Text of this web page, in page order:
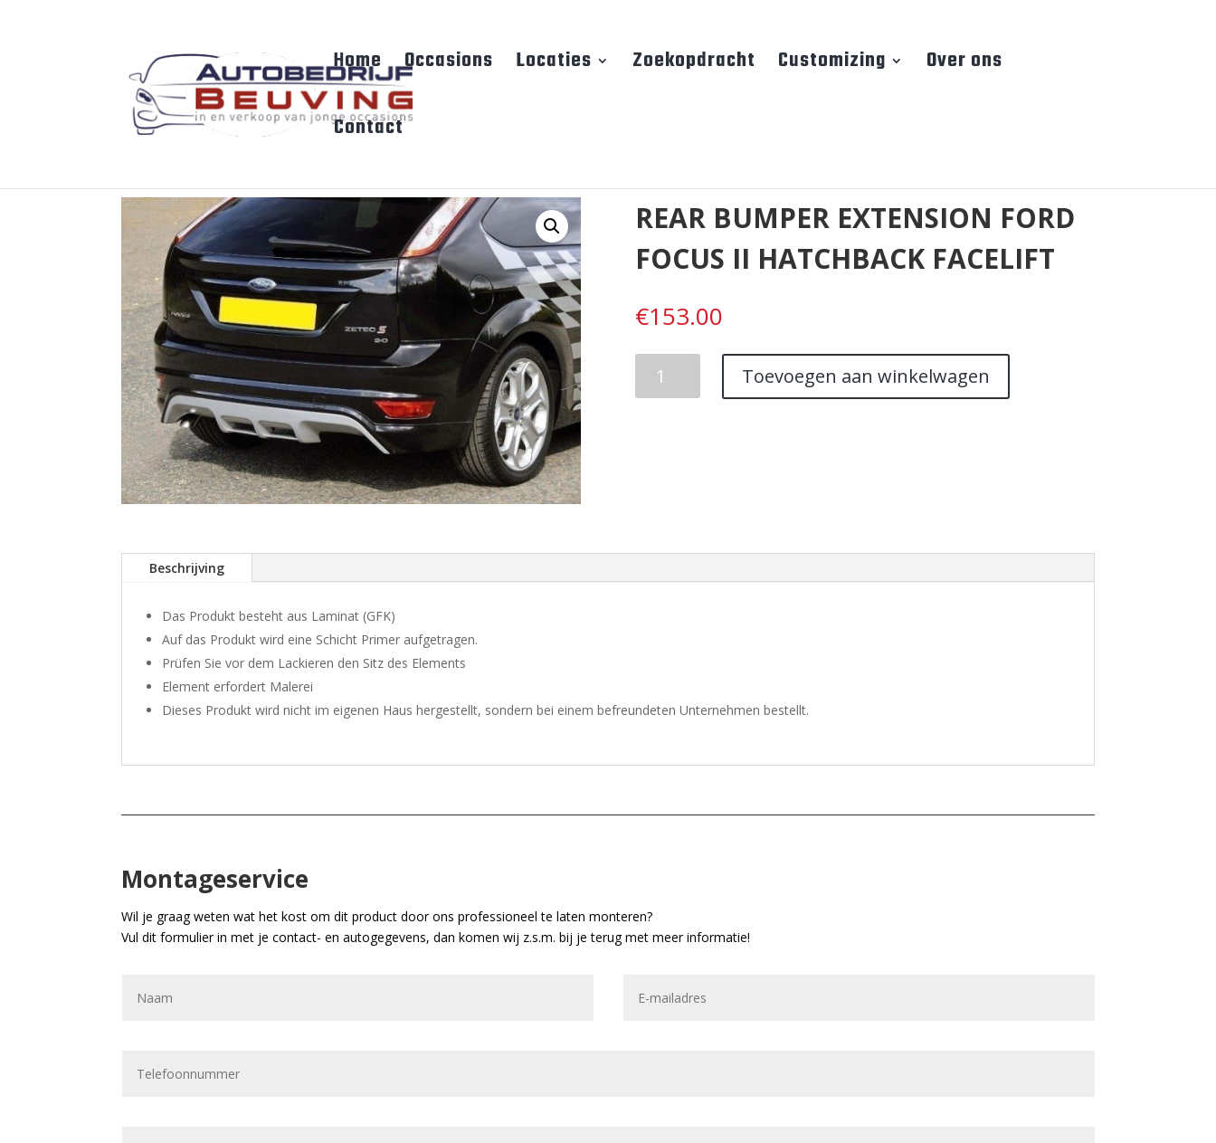
Home Occasions Locaties Zoekopdracht Customizing Over ons
Contact
REAR BUMPER EXTENSION FORD
FOCUS II HATCHBACK FACELIFT
€153.00
BUMPER
Toevoegen aan winkelwagen
Beschrijving
Das Produkt besteht aus Laminat (GFK)
Auf das Produkt wird eine Schicht Primer aufgetragen.
Prüfen Sie vor dem Lackieren den Sitz des Elements
Element erfordert Malerei
Dieses Produkt wird nicht im eigenen Haus hergestellt, sondern bei einem befreundeten Unternehmen bestellt.
Montageservice
Wil je graag weten wat het kost om dit product door ons professioneel te laten monteren?
Vul dit formulier in met je contact- en autogegevens, dan komen wij z.s.m. bij je terug met meer informatie!